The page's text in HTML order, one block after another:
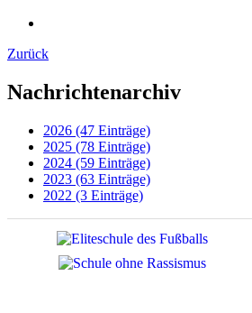
Zurück
Nachrichtenarchiv
2026 (47 Einträge)
2025 (78 Einträge)
2024 (59 Einträge)
2023 (63 Einträge)
2022 (3 Einträge)